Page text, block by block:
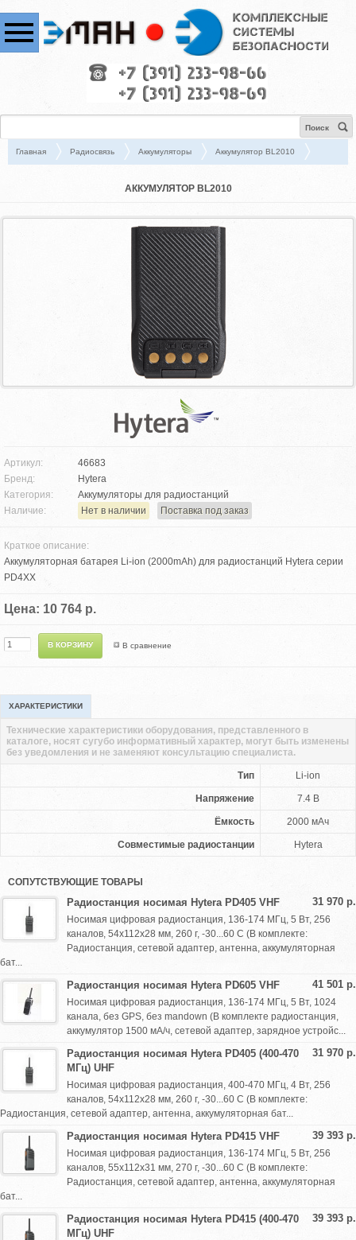
Поиск
Главная Радиосвязь Аккумуляторы Аккумулятор BL2010
АККУМУЛЯТОР BL2010
Артикул:
46683
Бренд:
Hytera
Категория:
Аккумуляторы для радиостанций
Наличие:
Нет в наличии Поставка под заказ
Краткое описание:
Аккумуляторная батарея Li-ion (2000mAh) для радиостанций Hytera серии
PD4XX
Цена: 10 764 р.
В сравнение
ХАРАКТЕРИСТИКИ
Тип Li-ion
Напряжение 7.4 В
Ёмкость 2000 мАч
Совместимые радиостанции Hytera
Технические характеристики оборудования, представленного в
каталоге, носят сугубо информативный характер, могут быть изменены
без уведомления и не заменяют консультацию специалиста.
СОПУТСТВУЮЩИЕ ТОВАРЫ
31 970 р.
Радиостанция носимая Hytera PD405 VHF
Носимая цифровая радиостанция, 136-174 МГц, 5 Вт, 256
каналов, 54х112х28 мм, 260 г, -30...60 С (В комплекте:
Радиостанция, сетевой адаптер, антенна, аккумуляторная
бат...
41 501 р.
Радиостанция носимая Hytera PD605 VHF
Носимая цифровая радиостанция, 136-174 МГц, 5 Вт, 1024
канала, без GPS, без mandown (В комплекте радиостанция,
аккумулятор 1500 мА/ч, сетевой адаптер, зарядное устройс...
31 970 р.
Радиостанция носимая Hytera PD405 (400-470
МГц) UHF
Носимая цифровая радиостанция, 400-470 МГц, 4 Вт, 256
каналов, 54х112х28 мм, 260 г, -30...60 С (В комплекте:
Радиостанция, сетевой адаптер, антенна, аккумуляторная бат...
39 393 р.
Радиостанция носимая Hytera PD415 VHF
Носимая цифровая радиостанция, 136-174 МГц, 5 Вт, 256
каналов, 55х112х31 мм, 270 г, -30...60 С (В комплекте:
Радиостанция, сетевой адаптер, антенна, аккумуляторная
бат...
39 393 р.
Радиостанция носимая Hytera PD415 (400-470
МГц) UHF